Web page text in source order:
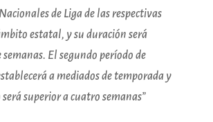
de Liga de las respectivas
estatal, y su duración será
semanas. El segundo período de
a mediados de temporada y
superior a cuatro semanas”